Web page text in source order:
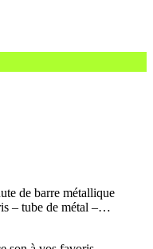
de barre métallique
– tube de métal –…